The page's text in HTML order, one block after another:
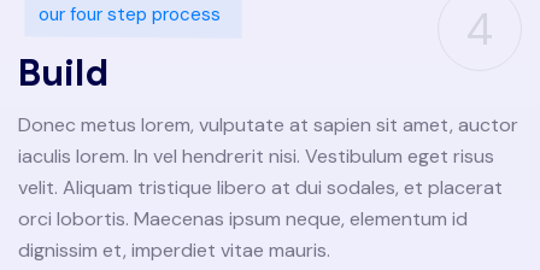
4
our four step process
Build
Donec metus lorem, vulputate at sapien sit amet, auctor
iaculis lorem. In vel hendrerit nisi. Vestibulum eget risus
velit. Aliquam tristique libero at dui sodales, et placerat
orci lobortis. Maecenas ipsum neque, elementum id
dignissim et, imperdiet vitae mauris.